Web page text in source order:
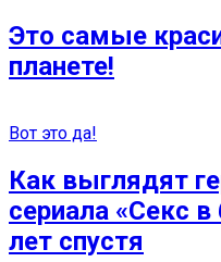
Это самые
планете!
Вот это да!
Как выглядят
сериала «Секс
лет спустя